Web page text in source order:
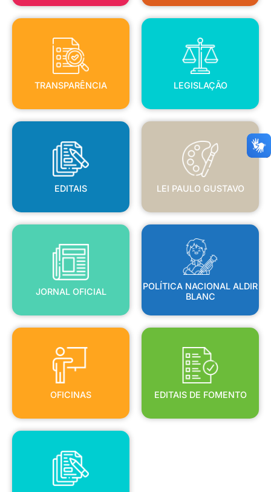
TRANSPARÊNCIA
TRANSPARÊNCIA
LEGISLAÇÃO
LEGISLAÇÃO
EDITAIS
EDITAIS
LEI PAULO GUSTAVO
LEI PAULO GUSTAVO
JORNAL OFICIAL
JORNAL OFICIAL
POLÍTICA NACIONAL ALDIR
BLANC
POLÍTICA NACIONAL ALDIR
BLANC
OFICINAS
OFICINAS
EDITAIS DE FOMENTO
EDITAIS DE FOMENTO
PORTARIAS